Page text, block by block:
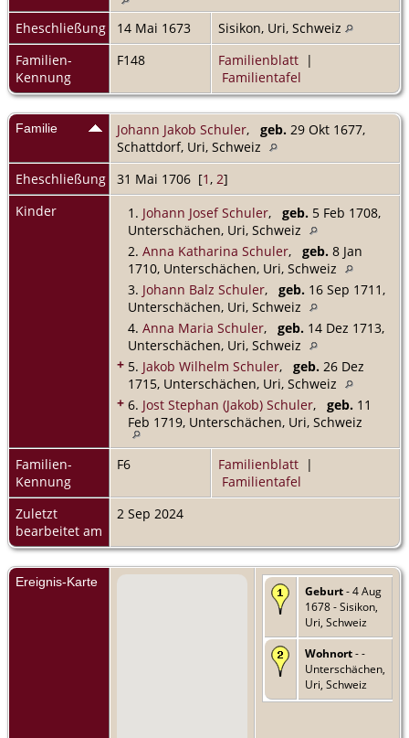
Eheschließung 14 Mai 1673
Sisikon, Uri, Schweiz
Familien-
Kennung
F148 Familienblatt |
Familientafel
Familie Johann Jakob Schuler, geb. 29 Okt 1677,
Schattdorf, Uri, Schweiz
Eheschließung
31 Mai 1706 [1, 2]
Kinder
1. Johann Josef Schuler, geb. 5 Feb 1708,
Unterschächen, Uri, Schweiz
2. Anna Katharina Schuler, geb. 8 Jan
1710, Unterschächen, Uri, Schweiz
3. Johann Balz Schuler, geb. 16 Sep 1711,
Unterschächen, Uri, Schweiz
4. Anna Maria Schuler, geb. 14 Dez 1713,
Unterschächen, Uri, Schweiz
+ 5. Jakob Wilhelm Schuler, geb. 26 Dez
1715, Unterschächen, Uri, Schweiz
+ 6. Jost Stephan (Jakob) Schuler, geb. 11
Feb 1719, Unterschächen, Uri, Schweiz
Familien-
Kennung
F6 Familienblatt |
Familientafel
Zuletzt
bearbeitet am
2 Sep 2024
Ereignis-Karte
Geburt- 4 Aug
1678 - Sisikon,
Uri, Schweiz
Wohnort- -
Unterschächen,
Uri, Schweiz